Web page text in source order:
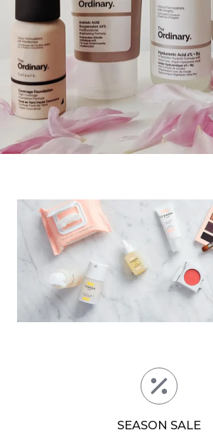
SEASON SALE